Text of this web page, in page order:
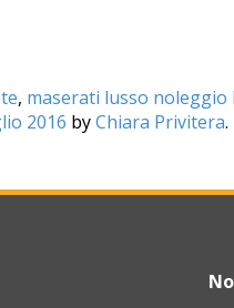
, maserati lusso
2016 byChiara Privitera.